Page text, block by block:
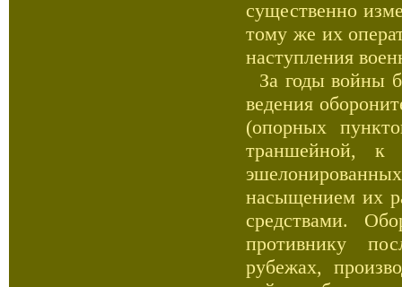
существенно
тому же их
наступления
За годы войны
ведения
(опорных
траншейной, к
насыщением их
средствами.
противнику
рубежах,